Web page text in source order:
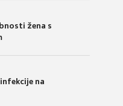
žena s
na